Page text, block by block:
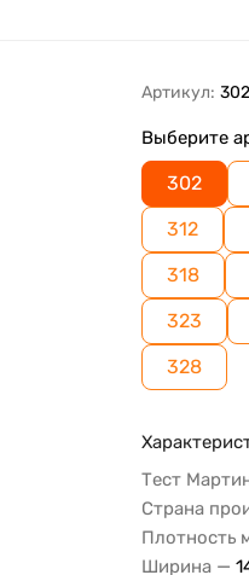
Артикул: 302
Выберите
302
312
318
323
328
Тест
Страна
Плотность
Ширина —